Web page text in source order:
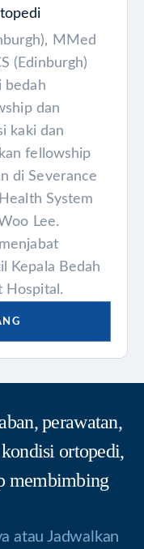
MMed
(Edinburgh)
bedah
dan
kaki dan
fellowship
di Severance
System
Lee.
Kepala Bedah
Hospital.
perawatan,
ortopedi,
membimbing
atau Jadwalkan